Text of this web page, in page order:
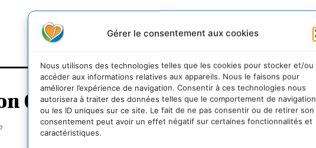
Gérer le consentement aux cookies
Nous utilisons des technologies telles que les cookies pour stocker et/ou
accéder aux informations relatives aux appareils. Nous le faisons pour
améliorer l’expérience de navigation. Consentir à ces technologies nous
autorisera à traiter des données telles que le comportement de navigation
ou les ID uniques sur ce site. Le fait de ne pas consentir ou de retirer son
consentement peut avoir un effet négatif sur certaines fonctionnalités et
caractéristiques.
Cdurable